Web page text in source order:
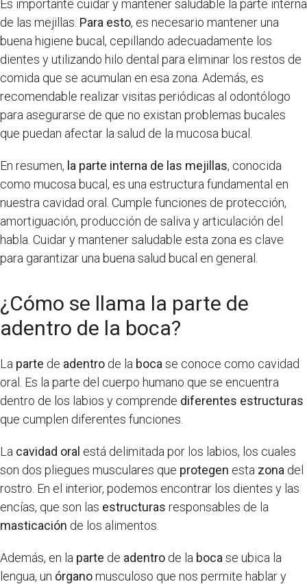
Es importante cuidar y mantener saludable la parte interna
de las mejillas. Para esto, es necesario mantener una
buena higiene bucal, cepillando adecuadamente los
dientes y utilizando hilo dental para eliminar los restos de
comida que se acumulan en esa zona. Además, es
recomendable realizar visitas periódicas al odontólogo
para asegurarse de que no existan problemas bucales
que puedan afectar la salud de la mucosa bucal.
En resumen, la parte interna de las mejillas, conocida
como mucosa bucal, es una estructura fundamental en
nuestra cavidad oral. Cumple funciones de protección,
amortiguación, producción de saliva y articulación del
habla. Cuidar y mantener saludable esta zona es clave
para garantizar una buena salud bucal en general.
¿Cómo se llama la parte de
adentro de la boca?
La parte de adentro de la boca se conoce como cavidad
oral. Es la parte del cuerpo humano que se encuentra
dentro de los labios y comprende diferentes estructuras
que cumplen diferentes funciones.
La cavidad oral está delimitada por los labios, los cuales
son dos pliegues musculares que protegen esta zona del
rostro. En el interior, podemos encontrar los dientes y las
encías, que son las estructuras responsables de la
masticación de los alimentos.
Además, en la parte de adentro de la boca se ubica la
lengua, un órganomusculoso que nos permite hablar y